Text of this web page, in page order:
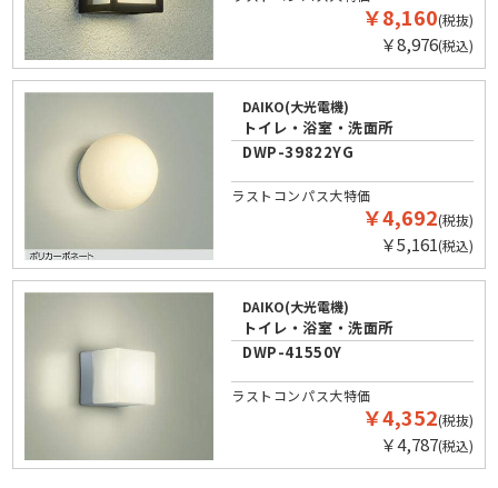
￥8,160(税抜)
￥8,976(税込)
DAIKO(大光電機)
トイレ・浴室・洗面所
DWP-39822YG
ラストコンパス大特価
￥4,692(税抜)
￥5,161(税込)
DAIKO(大光電機)
トイレ・浴室・洗面所
DWP-41550Y
ラストコンパス大特価
￥4,352(税抜)
￥4,787(税込)